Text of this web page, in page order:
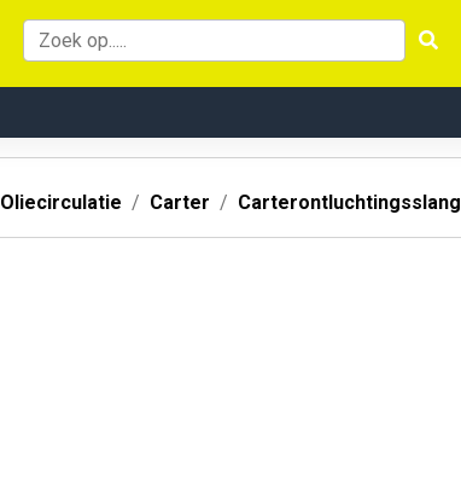
Oliecirculatie Carter Carterontluchtingsslang